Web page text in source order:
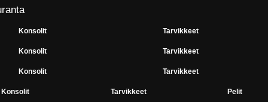
Konsolit Tarvikkeet
Konsolit Tarvikkeet
Konsolit Tarvikkeet
Konsolit Tarvikkeet Pelit